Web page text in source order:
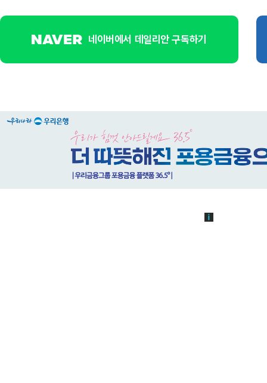
네이버에서 데일리안 구독하기